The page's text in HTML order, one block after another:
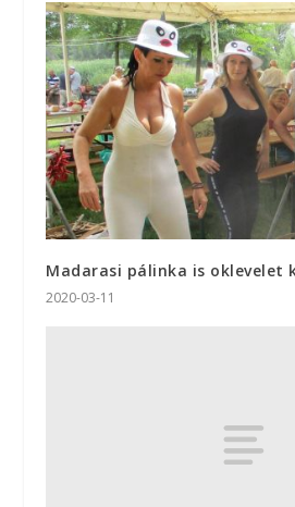
Madarasi pálinka is oklevelet
2020-03-11